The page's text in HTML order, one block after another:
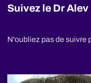
Suivez le Dr Alev
N'oubliez pas de suivre